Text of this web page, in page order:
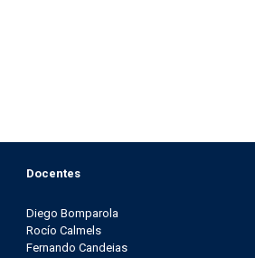
Docentes
Diego Bomparola
Rocío Calmels
Fernando Candeias